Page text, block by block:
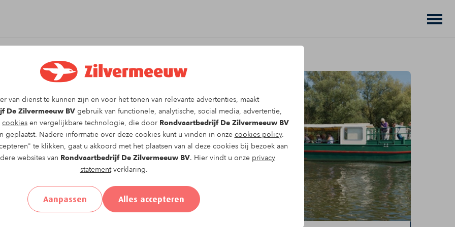
van dienst te kunnen zijn en voor het tonen van relevante advertenties, maakt
De Zilvermeeuw BV gebruik van functionele, analytische, social media, advertentie,
cookies en vergelijkbare technologie, die door Rondvaartbedrijf De Zilvermeeuw BV
geplaatst. Nadere informatie over deze cookies kunt u vinden in onze cookies policy.
te klikken, gaat u akkoord met het plaatsen van al deze cookies bij bezoek aan
websites van Rondvaartbedrijf De Zilvermeeuw BV. Hier vindt u onze privacy
statementverklaring.
Aanpassen Alles accepteren
arrangement!
opzaterdag 24-05-2025 om12:00vragen wij u
Achternaam*